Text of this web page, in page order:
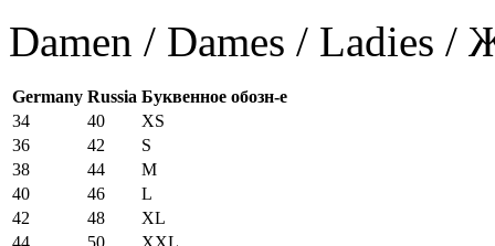
Damen / Dames / Ladies
Germany Russia Буквенное обозн-е
34
40
XS
36
42
S
38
44
M
40
46
L
42
48
XL
44
50 XXL